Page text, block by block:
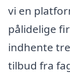
vi en
pålidelige
indhente
tilbud fra